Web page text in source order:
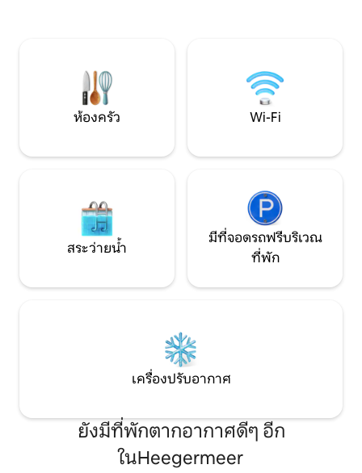
ห้องครัว Wi-Fi
สระว่ายน้ำ
มีที่จอดรถฟรีบริเวณ
ที่พัก
เครื่องปรับอากาศ
ยังมีที่พักตากอากาศดีๆ อีก
ในHeegermeer